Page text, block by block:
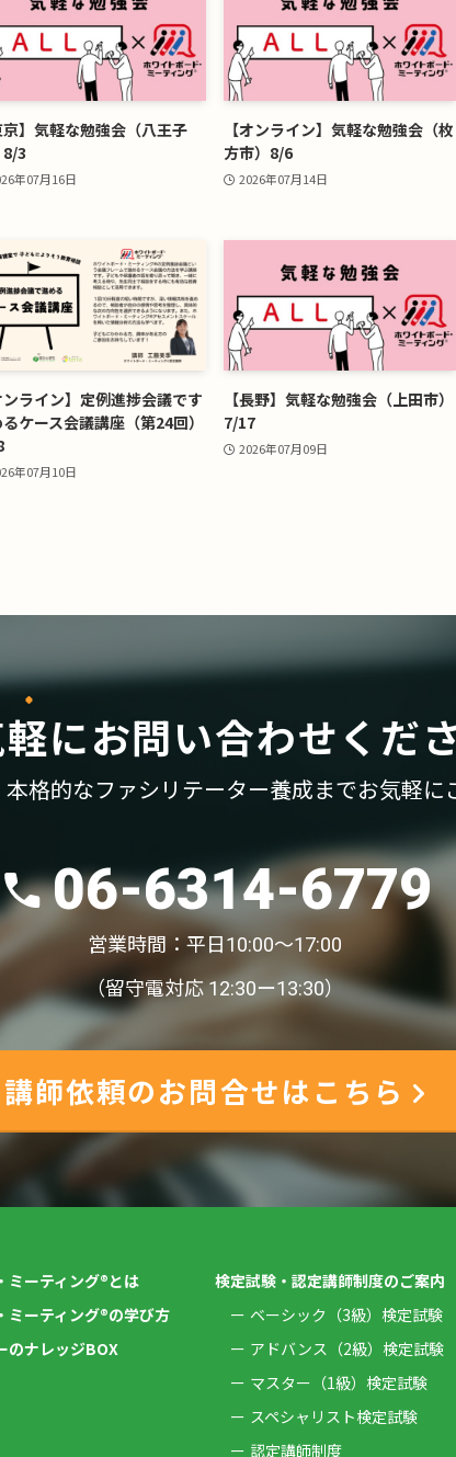
京】気軽な勉強会（八王子
3
年07月16日
【オンライン】気軽な勉強会（枚
方市）8/6
2026年07月14日
ンライン】定例進捗会議です
ケース会議講座（第24回）
年07月10日
【長野】気軽な勉強会（上田市）
7/17
2026年07月09日
にお問い合わせくだ
本格的なファシリテーター養成までお気軽に
06-6314-6779
営業時間：平日10:00〜17:00
（留守電対応 12:30ー13:30）
講師依頼のお問合せはこちら
ミーティング®とは
ミーティング®の学び方
のナレッジBOX
検定試験・認定講師制度のご案内
ベーシック（3級）検定試験
アドバンス（2級）検定試験
マスター（1級）検定試験
スペシャリスト検定試験
認定講師制度